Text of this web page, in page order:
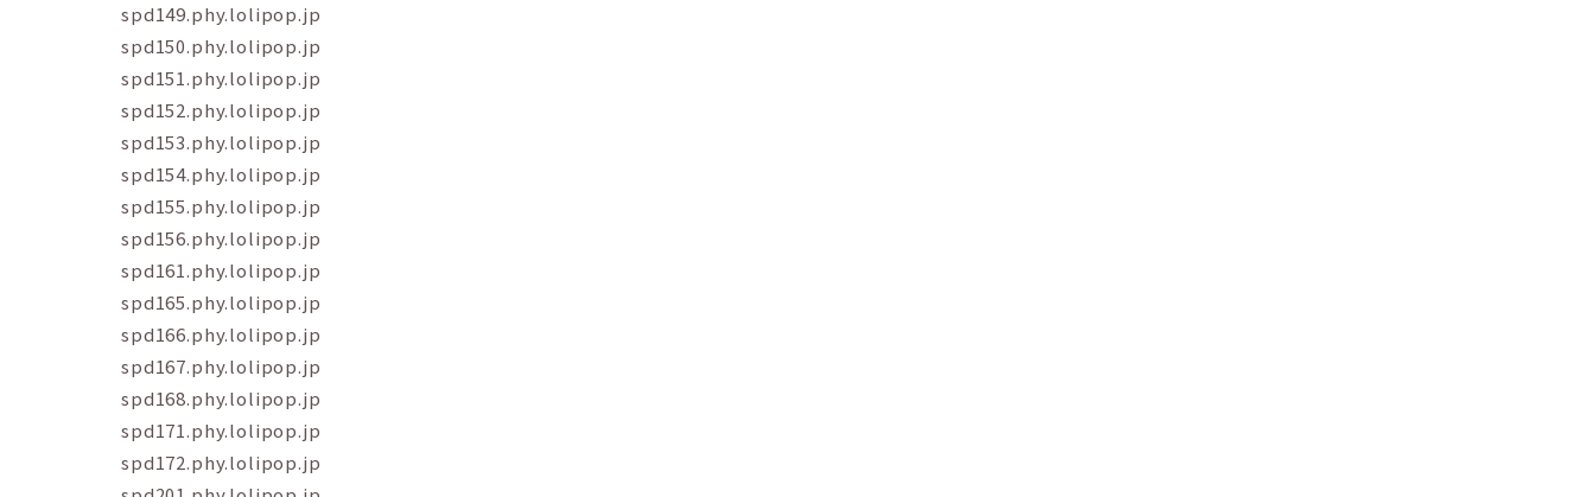
spd149.phy.lolipop.jp
spd150.phy.lolipop.jp
spd151.phy.lolipop.jp
spd152.phy.lolipop.jp
spd153.phy.lolipop.jp
spd154.phy.lolipop.jp
spd155.phy.lolipop.jp
spd156.phy.lolipop.jp
spd161.phy.lolipop.jp
spd165.phy.lolipop.jp
spd166.phy.lolipop.jp
spd167.phy.lolipop.jp
spd168.phy.lolipop.jp
spd171.phy.lolipop.jp
spd172.phy.lolipop.jp